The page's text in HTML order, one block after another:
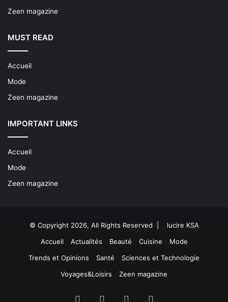
Zeen magazine
MUST READ
Accueil
Mode
Zeen magazine
IMPORTANT LINKS
Accueil
Mode
Zeen magazine
© Copyright 2026, All Rights Reserved |
lucire KSA
Accueil
Actualités Beauté Cuisine
Mode
Trends et Opinions
Santé
Sciences et Technologie
Voyages&Loisirs
Zeen magazine
Facebook YouTube